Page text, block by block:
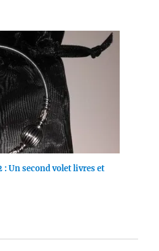
Un second volet livres et